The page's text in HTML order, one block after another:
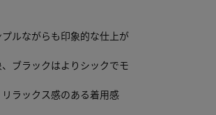
ルながらも印象的な仕上が
ブラックはよりシックでモ
ラックス感のある着用感